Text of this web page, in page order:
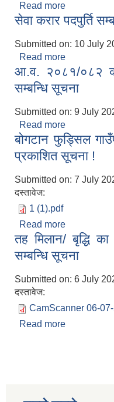
Read more
सार्वजनिक
सेवा करार पदपुर्ति
Submitted on: 10 July
Read more
आ.व. २०८१/०८२ को
सम्बन्धि सूचना
Submitted on: 9 July
Read more
सम्बन्धि सूचना
बोगटान फुड्सिल
प्रकाशित सूचना !
Submitted on: 7 July
दस्तावेज:
1 (1).pdf
Read more
प्रकाशित
तह मिलान/ बृद्धि
सम्बन्धि सूचना
Submitted on: 6 July
दस्तावेज:
CamScanner 06-
Read more